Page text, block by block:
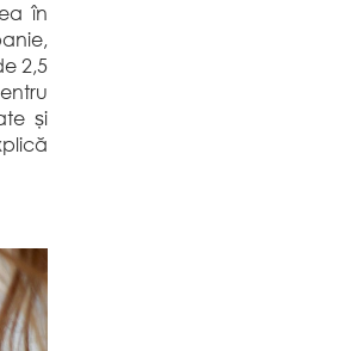
în
2,5
și